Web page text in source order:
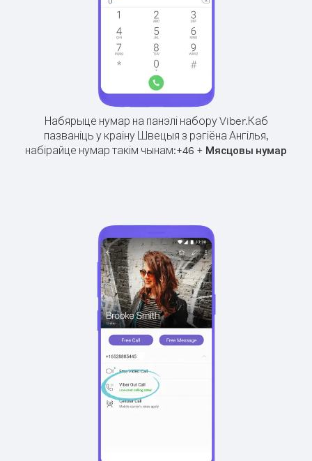
Набярыце нумар на панэлі набору Viber.Каб
пазваніць у краіну Швецыя з рэгіёна Ангілья,
набірайце нумар такім чынам:+46 + Мясцовы нумар